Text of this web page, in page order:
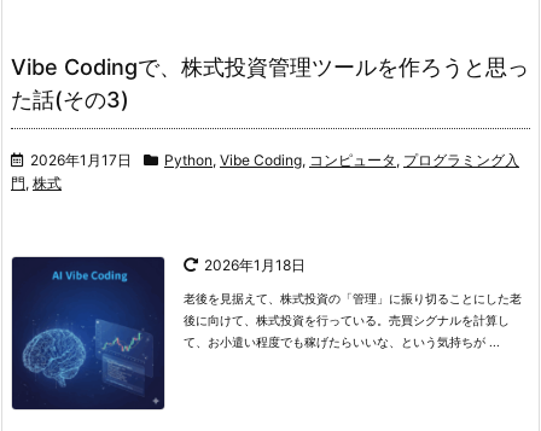
Vibe Codingで、株式投資管理ツールを作ろうと思っ
た話(その3)
2026年1月17日 Python, Vibe Coding, コンピュータ , プログラミング入
門, 株式
2026年1月18日
老後を見据えて、株式投資の「管理」に振り切ることにした老
後に向けて、株式投資を行っている。 売買シグナルを計算し
て、お小遣い程度でも稼げたらいいな、という気持ちが ...